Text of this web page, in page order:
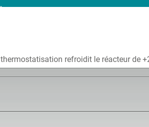
refroidit le réacteur de